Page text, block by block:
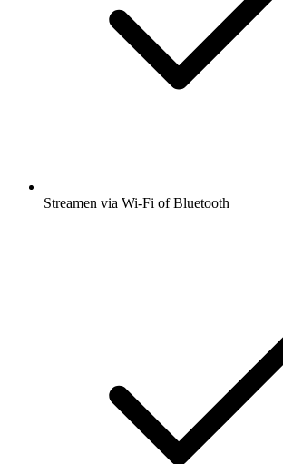
Streamen via Wi-Fi of Bluetooth